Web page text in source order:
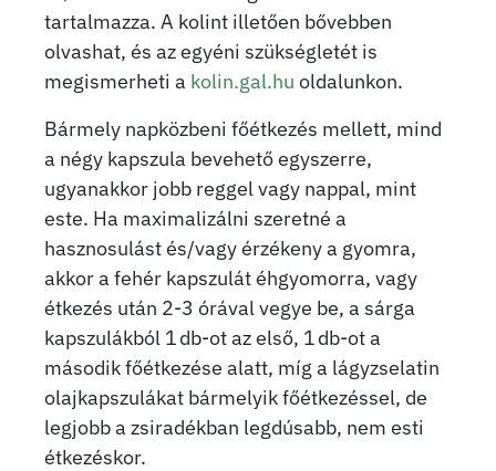
tartalmazza. A kolint illetően bővebben
olvashat, és az egyéni szükségletét is
megismerheti a kolin.gal.hu oldalunkon.
Bármely napközbeni főétkezés mellett, mind
a négy kapszula bevehető egyszerre,
ugyanakkor jobb reggel vagy nappal, mint
este. Ha maximalizálni szeretné a
hasznosulást és/vagy érzékeny a gyomra,
akkor a fehér kapszulát éhgyomorra, vagy
étkezés után 2-3 órával vegye be, a sárga
kapszulákból 1 db-ot az első, 1 db-ot a
második főétkezése alatt, míg a lágyzselatin
olajkapszulákat bármelyik főétkezéssel, de
legjobb a zsiradékban legdúsabb, nem esti
étkezéskor.